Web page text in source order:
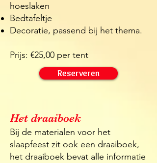
hoeslaken
Bedtafeltje
Decoratie, passend bij het thema.
Prijs: €25,00 per tent
Reserveren
Het draaiboek
Bij de materialen voor het
slaapfeest zit ook een draaiboek,
het draaiboek bevat alle informatie